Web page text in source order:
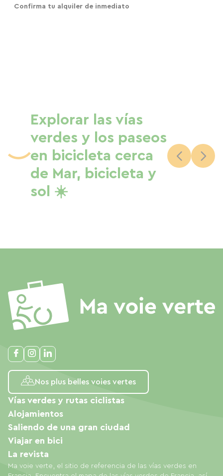
Confirma tu alquiler de inmediato
Explorar las vías
verdes y los paseos
en bicicleta cerca
de Mar, bicicleta y
sol ☀️
Nos plus belles voies vertes
Ma voie verte, el sitio de referencia de las vías verdes en
Vías verdes y rutas ciclistas
Alojamientos
Saliendo de una gran ciudad
Viajar en bici
La revista